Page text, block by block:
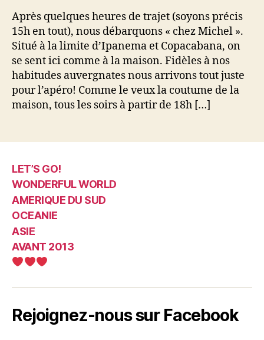
Après quelques heures de trajet (soyons précis
15h en tout), nous débarquons « chez Michel ».
Situé à la limite d’Ipanema et Copacabana, on
se sent ici comme à la maison. Fidèles à nos
habitudes auvergnates nous arrivons tout juste
pour l’apéro! Comme le veux la coutume de la
maison, tous les soirs à partir de 18h […]
LET’S GO!
WONDERFUL WORLD
AMERIQUE DU SUD
OCEANIE
ASIE
AVANT 2013
Rejoignez-nous sur Facebook